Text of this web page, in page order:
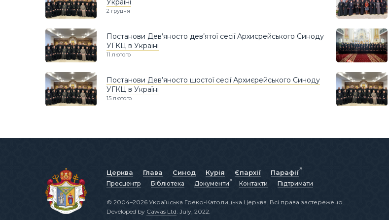
Україні
2 грудня
Постанови Дев’яносто дев’ятої сесії Архиєрейського Синоду
УГКЦ в Україні
11 лютого
Постанови Дев’яносто шостої сесії Архиєрейського Синоду
УГКЦ в Україні
15 лютого
Церква Глава Синод Курія Єпархії Парафії
Пресцентр Бібліотека Документи Контакти Підтримати
© 2004–2026 Українська Греко-Католицька Церква. Всі права застережено.
Developed by Cawas Ltd. July, 2022.